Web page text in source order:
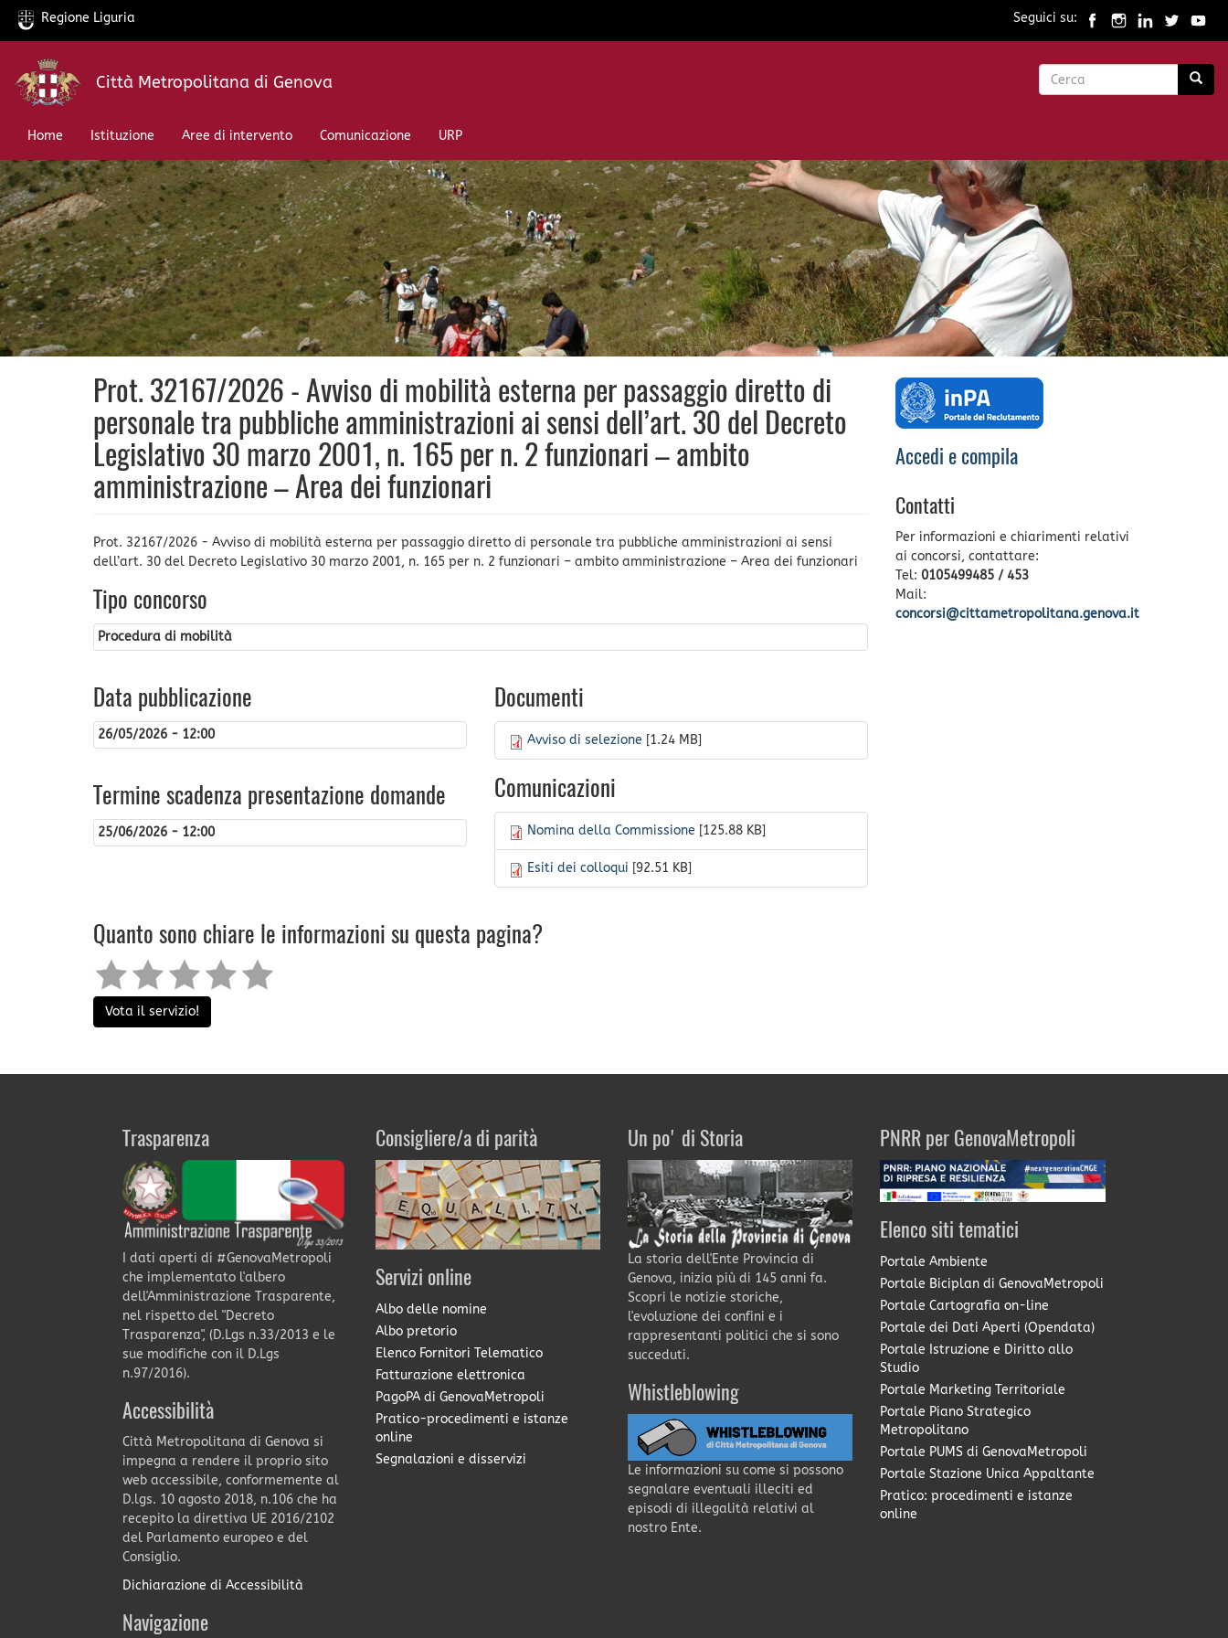
Salta
contenuto
Regione Liguria Seguici su:
Città Metropolitana di Genova
Form
Home
Istituzione Aree di intervento Comunicazione URP
Prot. 32167/2026 - Avviso di mobilità esterna per passaggio diretto di
personale tra pubbliche amministrazioni ai sensi dell’art. 30 del Decreto
Legislativo 30 marzo 2001, n. 165 per n. 2 funzionari – ambito
amministrazione – Area dei funzionari
Prot. 32167/2026 - Avviso di mobilità esterna per passaggio diretto di personale tra pubbliche amministrazioni ai sensi
dell’art. 30 del Decreto Legislativo 30 marzo 2001, n. 165 per n. 2 funzionari – ambito amministrazione – Area dei funzionari
Tipo concorso
Procedura di mobilità
Data pubblicazione
26/05/2026 - 12:00
Termine scadenza presentazione domande
25/06/2026 - 12:00
Documenti
Avviso di selezione [1.24 MB]
Comunicazioni
Nomina della Commissione [125.88 KB]
Esiti dei colloqui [92.51 KB]
Quanto sono chiare le informazioni su questa pagina?
Vota il servizio!
Accedi e compila
Contatti
Per informazioni e chiarimenti relativi
ai concorsi, contattare:
Tel: 0105499485 / 453
Mail:
concorsi@cittametropolitana.genova.it
Trasparenza
I dati aperti di #GenovaMetropoli
che implementato l'albero
dell'Amministrazione Trasparente,
nel rispetto del "Decreto
Trasparenza", (D.Lgs n.33/2013 e le
sue modifiche con il D.Lgs
n.97/2016).
Accessibilità
Città Metropolitana di Genova si
impegna a rendere il proprio sito
web accessibile, conformemente al
D.lgs. 10 agosto 2018, n.106 che ha
recepito la direttiva UE 2016/2102
del Parlamento europeo e del
Consiglio.
Dichiarazione di Accessibilità
Navigazione
Consigliere/a di parità
Servizi online
Albo delle nomine
Albo pretorio
Elenco Fornitori Telematico
Fatturazione elettronica
PagoPA di GenovaMetropoli
Pratico-procedimenti e istanze
online
Segnalazioni e disservizi
Un po' di Storia
La storia dell'Ente Provincia di
Genova, inizia più di 145 anni fa.
Scopri le notizie storiche,
l'evoluzione dei confini e i
rappresentanti politici che si sono
succeduti.
Whistleblowing
Le informazioni su come si possono
segnalare eventuali illeciti ed
episodi di illegalità relativi al
nostro Ente.
PNRR per GenovaMetropoli
Elenco siti tematici
Portale Ambiente
Portale Biciplan di GenovaMetropoli
Portale Cartografia on-line
Portale dei Dati Aperti (Opendata)
Portale Istruzione e Diritto allo
Studio
Portale Marketing Territoriale
Portale Piano Strategico
Metropolitano
Portale PUMS di GenovaMetropoli
Portale Stazione Unica Appaltante
Pratico: procedimenti e istanze
online